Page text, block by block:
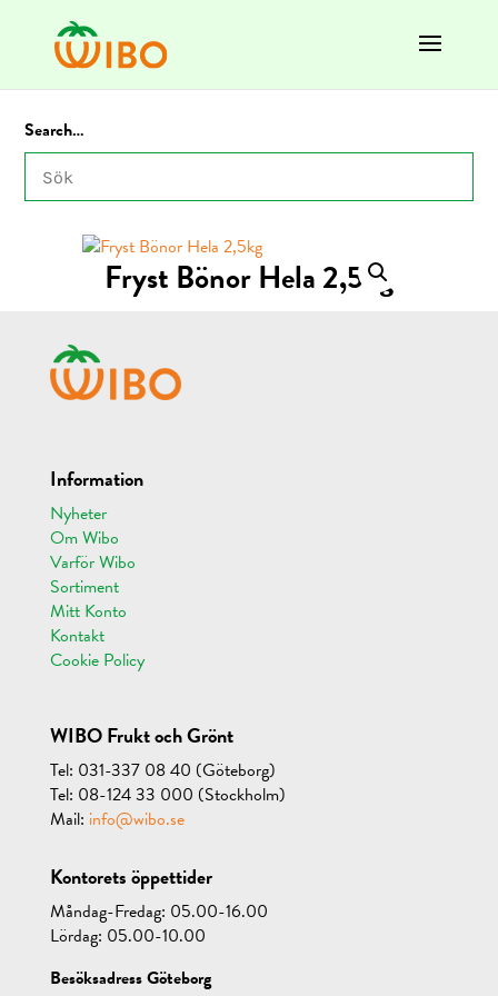
Fryst Bönor Hela 2,5kg
Search…
Information
Nyheter
Om Wibo
Varför Wibo
Sortiment
Mitt Konto
Kontakt
Cookie Policy
WIBO Frukt och Grönt
Tel: 031-337 08 40 (Göteborg)
Tel: 08-124 33 000 (Stockholm)
Mail: info@wibo.se
Kontorets öppettider
Måndag-Fredag: 05.00-16.00
Lördag: 05.00-10.00
Besöksadress Göteborg